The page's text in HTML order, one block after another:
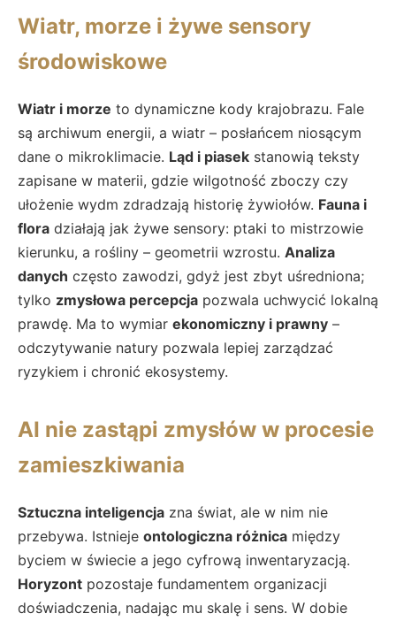
Wiatr, morze i żywe sensory
środowiskowe
Wiatr i morze to dynamiczne kody krajobrazu. Fale
są archiwum energii, a wiatr – posłańcem niosącym
dane o mikroklimacie. Ląd i piasek stanowią teksty
zapisane w materii, gdzie wilgotność zboczy czy
ułożenie wydm zdradzają historię żywiołów. Fauna i
flora działają jak żywe sensory: ptaki to mistrzowie
kierunku, a rośliny – geometrii wzrostu. Analiza
danych często zawodzi, gdyż jest zbyt uśredniona;
tylko zmysłowa percepcja pozwala uchwycić lokalną
prawdę. Ma to wymiar ekonomiczny i prawny –
odczytywanie natury pozwala lepiej zarządzać
ryzykiem i chronić ekosystemy.
AI nie zastąpi zmysłów w procesie
zamieszkiwania
Sztuczna inteligencja zna świat, ale w nim nie
przebywa. Istnieje ontologiczna różnica między
byciem w świecie a jego cyfrową inwentaryzacją.
Horyzont pozostaje fundamentem organizacji
doświadczenia, nadając mu skalę i sens. W dobie